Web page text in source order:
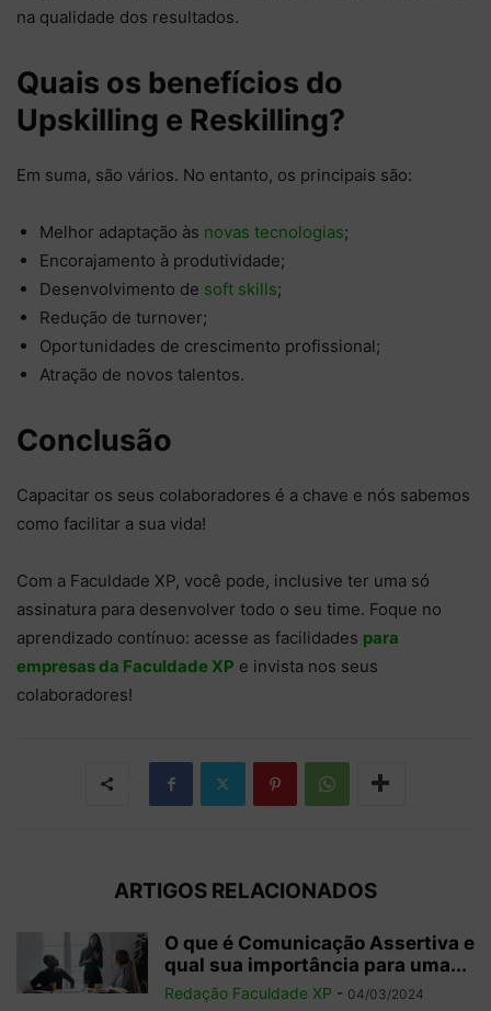
na qualidade dos resultados.
Quais os benefícios do
Upskilling e Reskilling?
Em suma, são vários. No entanto, os principais são:
Melhor adaptação às novas tecnologias;
Encorajamento à produtividade;
Desenvolvimento de soft skills;
Redução de turnover;
Oportunidades de crescimento profissional;
Atração de novos talentos.
Conclusão
Capacitar os seus colaboradores é a chave e nós sabemos
como facilitar a sua vida!
Com a Faculdade XP, você pode, inclusive ter uma só
assinatura para desenvolver todo o seu time. Foque no
aprendizado contínuo: acesse as facilidades para
empresas da Faculdade XP e invista nos seus
colaboradores!
ARTIGOS RELACIONADOS
O que é Comunicação Assertiva e
qual sua importância para uma...
Redação Faculdade XP - 04/03/2024